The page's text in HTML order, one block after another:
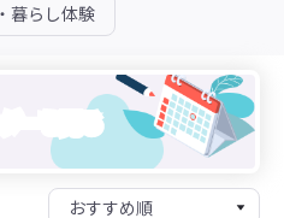
暮らし体験
ーを見る